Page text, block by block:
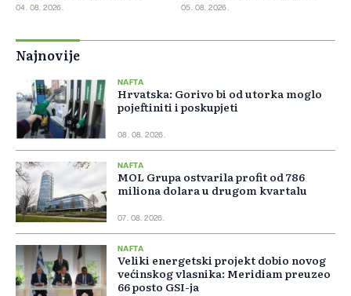
04. 08. 2026. 05. 08. 2026.
Najnovije
NAFTA
Hrvatska: Gorivo bi od utorka moglo
pojeftiniti i poskupjeti
08. 08. 2026.
NAFTA
MOL Grupa ostvarila profit od 786
miliona dolara u drugom kvartalu
07. 08. 2026.
NAFTA
Veliki energetski projekt dobio novog
većinskog vlasnika: Meridiam preuzeo
66 posto GSI-ja